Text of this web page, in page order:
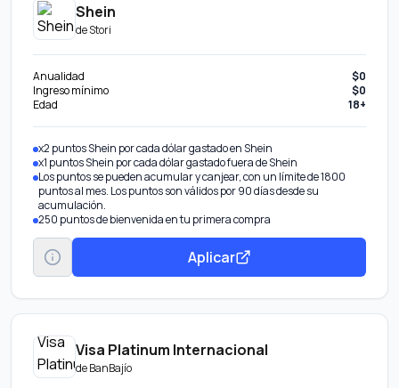
Shein
deStori
Anualidad
$0
Ingreso mínimo
$0
Edad
18+
x2 puntos Shein por cada dólar gastado en Shein
x1 puntos Shein por cada dólar gastado fuera de Shein
Los puntos se pueden acumular y canjear, con un límite de 1800
puntos al mes. Los puntos son válidos por 90 días desde su
acumulación.
250 puntos de bienvenida en tu primera compra
Aplicar
Visa Platinum Internacional
deBanBajío